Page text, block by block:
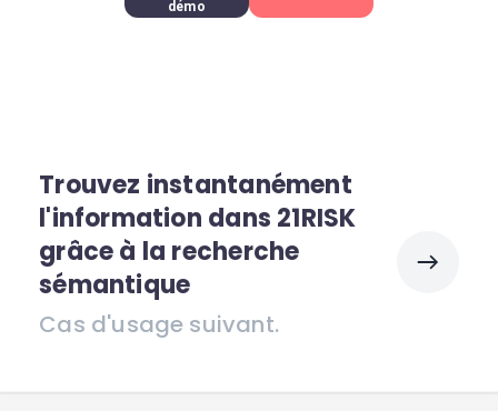
démo
Trouvez instantanément
l'information dans 21RISK
grâce à la recherche
sémantique
Cas d'usage suivant.